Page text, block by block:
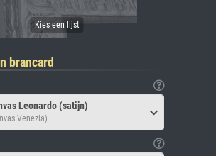
brancard
Leonardo (satijn)
Venezia)